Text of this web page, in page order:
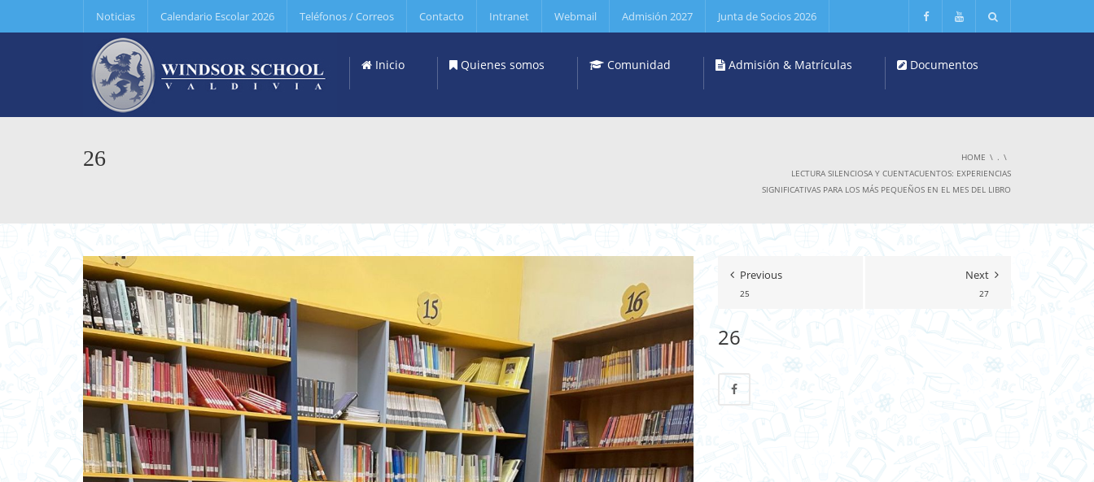
Noticias Calendario Escolar 2026 Teléfonos / Correos Contacto Intranet Webmail Admisión 2027 Junta de Socios 2026
Inicio Quienes somos Comunidad Admisión & Matrículas Documentos
26 HOME
.
LECTURA SILENCIOSA Y CUENTACUENTOS: EXPERIENCIAS
SIGNIFICATIVAS PARA LOS MÁS PEQUEÑOS EN EL MES DEL LIBRO
Previous
25
Next
27
26